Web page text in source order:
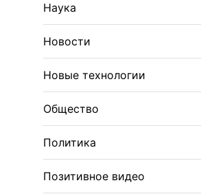
Наука
Новости
Новые технологии
Общество
Политика
Позитивное видео